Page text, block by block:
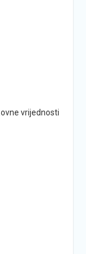
vrijednosti